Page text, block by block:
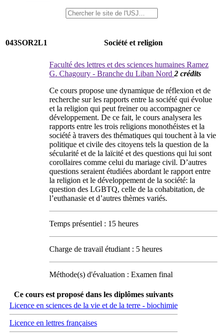
043SOR2L1 Société et religion
Faculté des lettres et des sciences humaines Ramez
G. Chagoury - Branche du Liban Nord 2 crédits
Ce cours propose une dynamique de réflexion et de
recherche sur les rapports entre la société qui évolue
et la religion qui peut freiner ou accompagner ce
développement. De ce fait, le cours analysera les
rapports entre les trois religions monothéistes et la
société à travers des thématiques qui touchent à la vie
politique et civile des citoyens tels la question de la
sécularité et de la laïcité et des questions qui lui sont
corollaires comme celui du mariage civil. D’autres
questions seraient étudiées abordant le rapport entre
la religion et le développement de la société: la
question des LGBTQ, celle de la cohabitation, de
l’euthanasie et d’autres thèmes variés.
Temps présentiel : 15 heures
Charge de travail étudiant : 5 heures
Méthode(s) d'évaluation : Examen final
Ce cours est proposé dans les diplômes suivants
Licence en sciences de la vie et de la terre - biochimie
Licence en lettres françaises